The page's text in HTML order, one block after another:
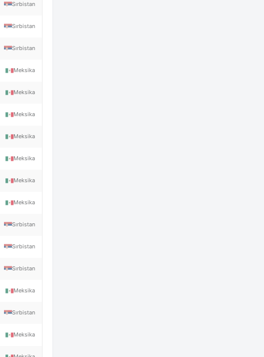
Sırbistan
Sırbistan
Sırbistan
Meksika
Meksika
Meksika
Meksika
Meksika
Meksika
Meksika
Sırbistan
Sırbistan
Sırbistan
Meksika
Sırbistan
Meksika